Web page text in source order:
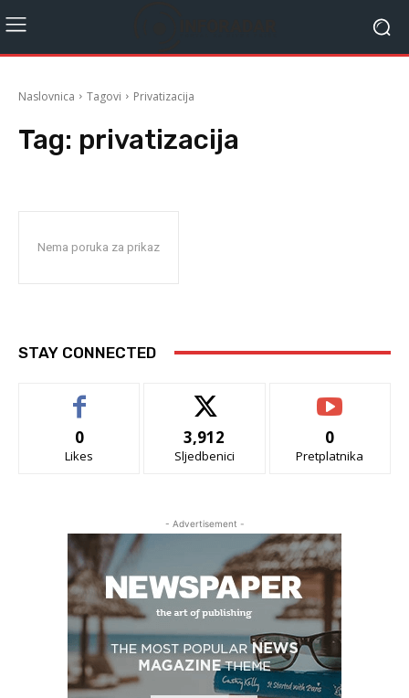
Naslovnica Tagovi Privatizacija
Tag: privatizacija
Nema poruka za prikaz
STAY CONNECTED
0
Likes
3,912
Sljedbenici
0
Pretplatnika
- Advertisement -